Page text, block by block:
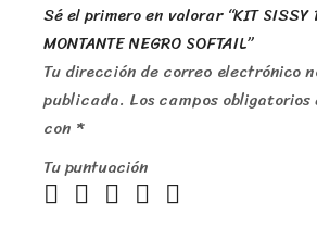
Sé el primero en valorar “KIT SISSY
MONTANTE NEGRO SOFTAIL”
Tu dirección de correo electrónico
publicada. Los campos
con *
Tu puntuación